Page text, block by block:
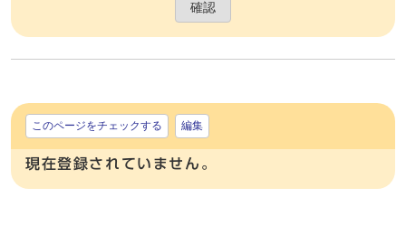
確認
このページをチェックする 編集
現在登録されていません。